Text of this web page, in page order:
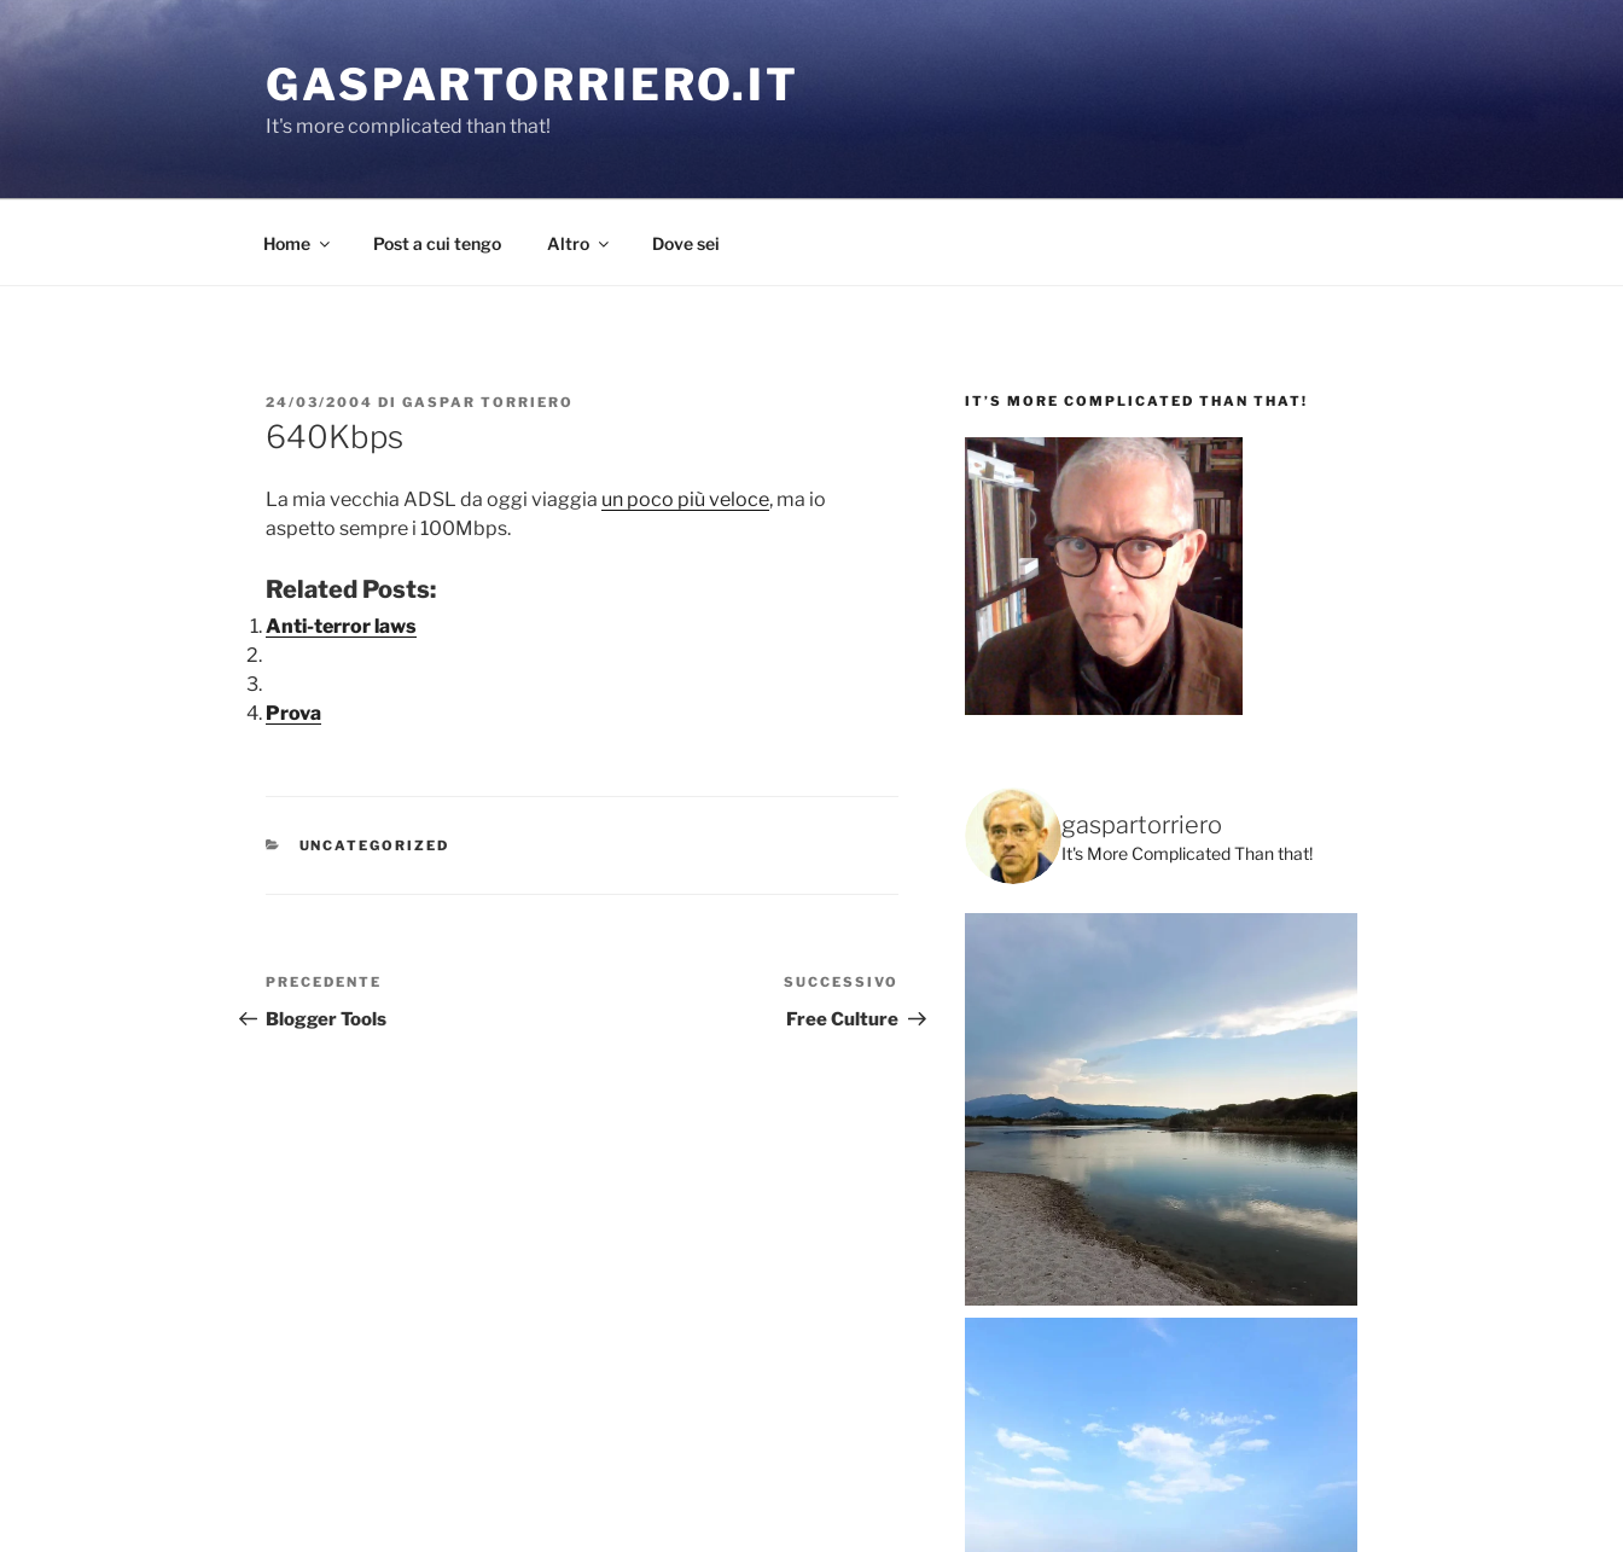
GASPARTORRIERO.IT
It's more complicated than that!
Home Post a cui tengo Altro Dove sei
PUBBLICATO
IL
24/03/2004 DI GASPAR TORRIERO
640Kbps
La mia vecchia ADSL da oggi viaggia un poco più veloce, ma io
aspetto sempre i 100Mbps.
Related Posts:
Anti-terror laws
Prova
CATEGORIE
UNCATEGORIZED
Navigazione
articoli
Articolo
precedente:
PRECEDENTE
Blogger Tools
successivo
SUCCESSIVO
Free Culture
IT’S MORE COMPLICATED THAN THAT!
gaspartorriero
It's More Complicated Than that!